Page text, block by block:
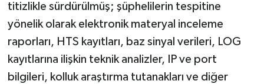
titizlikle sürdürülmüş; şüphelilerin tespitine
yönelik olarak elektronik materyal inceleme
raporları, HTS kayıtları, baz sinyal verileri, LOG
kayıtlarına ilişkin teknik analizler, IP ve port
bilgileri, kolluk araştırma tutanakları ve diğer